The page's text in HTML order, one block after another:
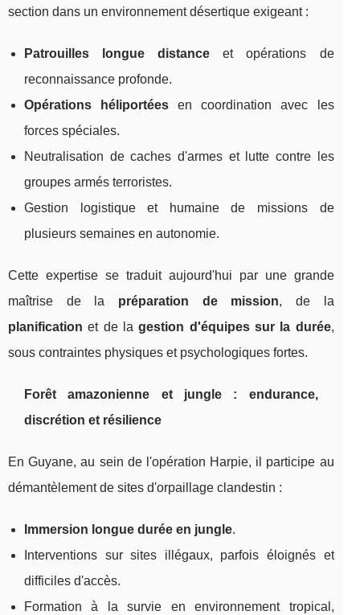
section dans un environnement désertique exigeant :
Patrouilles longue distance et opérations de
reconnaissance profonde.
Opérations héliportées en coordination avec les
forces spéciales.
Neutralisation de caches d'armes et lutte contre les
groupes armés terroristes.
Gestion logistique et humaine de missions de
plusieurs semaines en autonomie.
Cette expertise se traduit aujourd'hui par une grande
maîtrise de la préparation de mission, de la
planification et de lagestion d'équipes sur la durée,
sous contraintes physiques et psychologiques fortes.
Forêt amazonienne et jungle : endurance,
discrétion et résilience
En Guyane, au sein de l'opération Harpie, il participe au
démantèlement de sites d'orpaillage clandestin :
Immersion longue durée en jungle.
Interventions sur sites illégaux, parfois éloignés et
difficiles d'accès.
Formation à la survie en environnement tropical,